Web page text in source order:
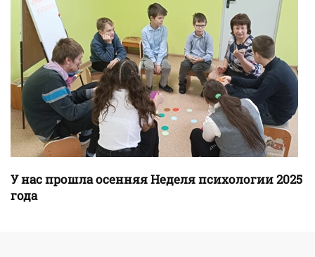
У нас прошла осенняя Неделя психологии 2025
года